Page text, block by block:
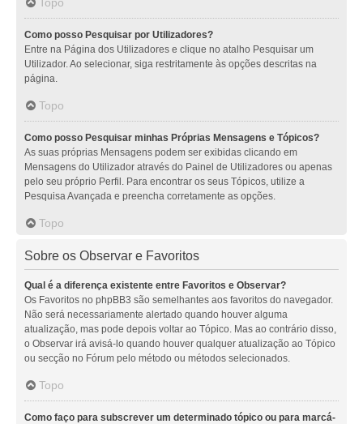
Como posso Pesquisar por Utilizadores?
Entre na Página dos Utilizadores e clique no atalho Pesquisar um
Utilizador. Ao selecionar, siga restritamente às opções descritas na
página.
Topo
Como posso Pesquisar minhas Próprias Mensagens e Tópicos?
As suas próprias Mensagens podem ser exibidas clicando em
Mensagens do Utilizador através do Painel de Utilizadores ou apenas
pelo seu próprio Perfil. Para encontrar os seus Tópicos, utilize a
Pesquisa Avançada e preencha corretamente as opções.
Topo
Sobre os Observar e Favoritos
Qual é a diferença existente entre Favoritos e Observar?
Os Favoritos no phpBB3 são semelhantes aos favoritos do navegador.
Não será necessariamente alertado quando houver alguma
atualização, mas pode depois voltar ao Tópico. Mas ao contrário disso,
o Observar irá avisá-lo quando houver qualquer atualização ao Tópico
ou secção no Fórum pelo método ou métodos selecionados.
Topo
Como faço para subscrever um determinado tópico ou para marcá-